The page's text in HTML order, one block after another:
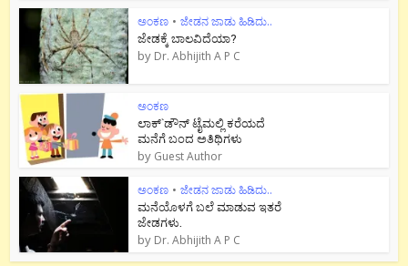
ಅಂಕಣ • ಜೇಡನ ಜಾಡು ಹಿಡಿದು..
ಜೇಡಕ್ಕೆ ಬಾಲವಿದೆಯಾ?
by Dr. Abhijith A P C
ಅಂಕಣ
ಲಾಕ್`ಡೌನ್ ಟೈಮಲ್ಲಿ ಕರೆಯದೆ
ಮನೆಗೆ ಬಂದ ಅತಿಥಿಗಳು
by Guest Author
ಅಂಕಣ • ಜೇಡನ ಜಾಡು ಹಿಡಿದು..
ಮನೆಯೊಳಗೆ ಬಲೆ ಮಾಡುವ ಇತರೆ
ಜೇಡಗಳು.
by Dr. Abhijith A P C